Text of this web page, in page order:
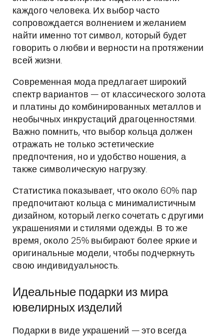
каждого человека. Их выбор часто
сопровождается волнением и желанием
найти именно тот символ, который будет
говорить о любви и верности на протяжении
всей жизни.
Современная мода предлагает широкий
спектр вариантов — от классического золота
и платины до комбинированных металлов и
необычных инкрустаций драгоценностями.
Важно помнить, что выбор кольца должен
отражать не только эстетические
предпочтения, но и удобство ношения, а
также символическую нагрузку.
Статистика показывает, что около 60% пар
предпочитают кольца с минималистичным
дизайном, который легко сочетать с другими
украшениями и стилями одежды. В то же
время, около 25% выбирают более яркие и
оригинальные модели, чтобы подчеркнуть
свою индивидуальность.
Идеальные подарки из мира
ювелирных изделий
Подарки в виде украшений — это всегда